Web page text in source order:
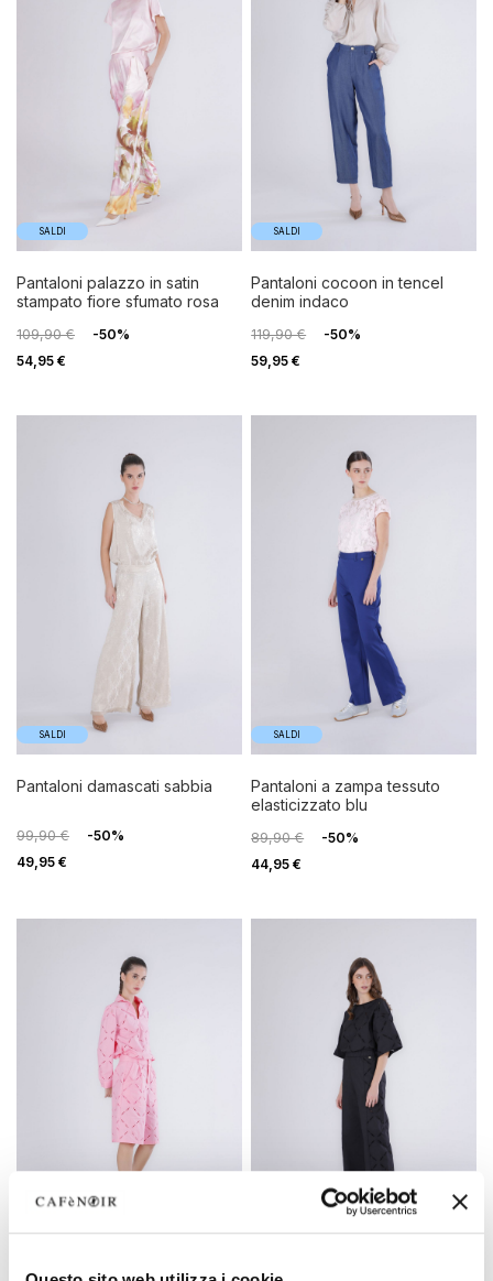
SALDI
pantaloni palazzo in satin
stampato fiore sfumato rosa
109,90 €
-50%
54,95 €
SALDI
pantaloni cocoon in tencel
denim indaco
119,90 €
-50%
59,95 €
SALDI
pantaloni damascati sabbia
99,90 €
-50%
49,95 €
SALDI
pantaloni a zampa tessuto
elasticizzato blu
89,90 €
-50%
44,95 €